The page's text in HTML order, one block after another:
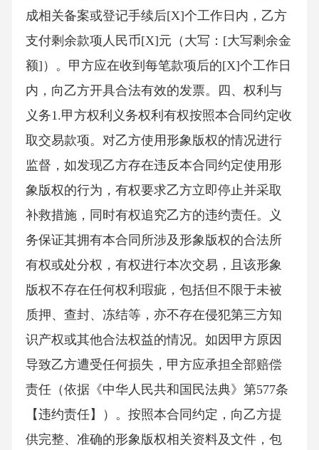
成相关备案或登记手续后[X]个工作日内，乙方
支付剩余款项人民币[X]元（大写：[大写剩余金
额]）。甲方应在收到每笔款项后的[X]个工作日
内，向乙方开具合法有效的发票。四、权利与
义务1.甲方权利义务权利有权按照本合同约定收
取交易款项。对乙方使用形象版权的情况进行
监督，如发现乙方存在违反本合同约定使用形
象版权的行为，有权要求乙方立即停止并采取
补救措施，同时有权追究乙方的违约责任。义
务保证其拥有本合同所涉及形象版权的合法所
有权或处分权，有权进行本次交易，且该形象
版权不存在任何权利瑕疵，包括但不限于未被
质押、查封、冻结等，亦不存在侵犯第三方知
识产权或其他合法权益的情况。如因甲方原因
导致乙方遭受任何损失，甲方应承担全部赔偿
责任（依据《中华人民共和国民法典》第577条
【违约责任】）。按照本合同约定，向乙方提
供完整、准确的形象版权相关资料及文件，包